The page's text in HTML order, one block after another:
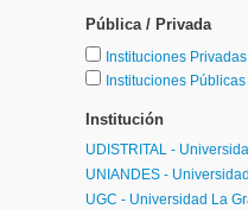
Pública / Privada
Instituciones Privadas
Instituciones Públicas
Institución